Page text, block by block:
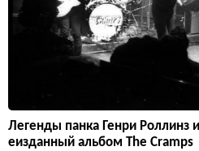
Легенды панка Генри Роллинз
еизданный альбом The Cramps